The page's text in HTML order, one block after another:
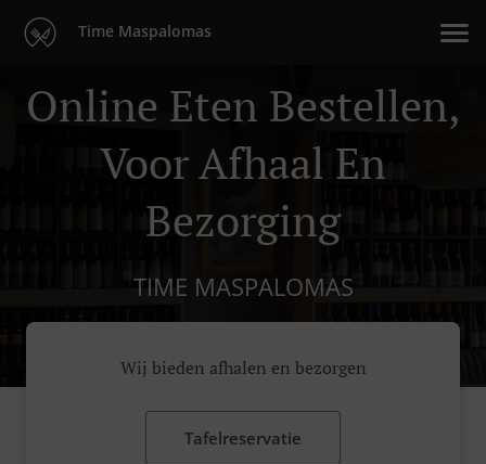
Time Maspalomas
Online Eten Bestellen,
Voor Afhaal En
Bezorging
TIME MASPALOMAS
Wij bieden afhalen en bezorgen
Tafelreservatie